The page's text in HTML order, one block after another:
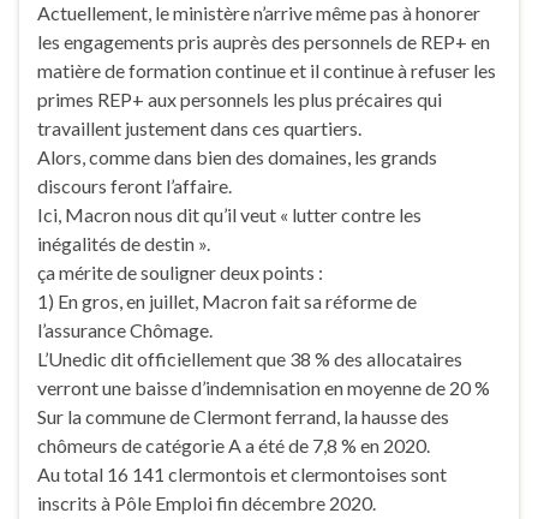
Actuellement, le ministère n’arrive même pas à honorer
les engagements pris auprès des personnels de REP+ en
matière de formation continue et il continue à refuser les
primes REP+ aux personnels les plus précaires qui
travaillent justement dans ces quartiers.
Alors, comme dans bien des domaines, les grands
discours feront l’affaire.
Ici, Macron nous dit qu’il veut « lutter contre les
inégalités de destin ».
ça mérite de souligner deux points :
1) En gros, en juillet, Macron fait sa réforme de
l’assurance Chômage.
L’Unedic dit officiellement que 38 % des allocataires
verront une baisse d’indemnisation en moyenne de 20 %
Sur la commune de Clermont ferrand, la hausse des
chômeurs de catégorie A a été de 7,8 % en 2020.
Au total 16 141 clermontois et clermontoises sont
inscrits à Pôle Emploi fin décembre 2020.